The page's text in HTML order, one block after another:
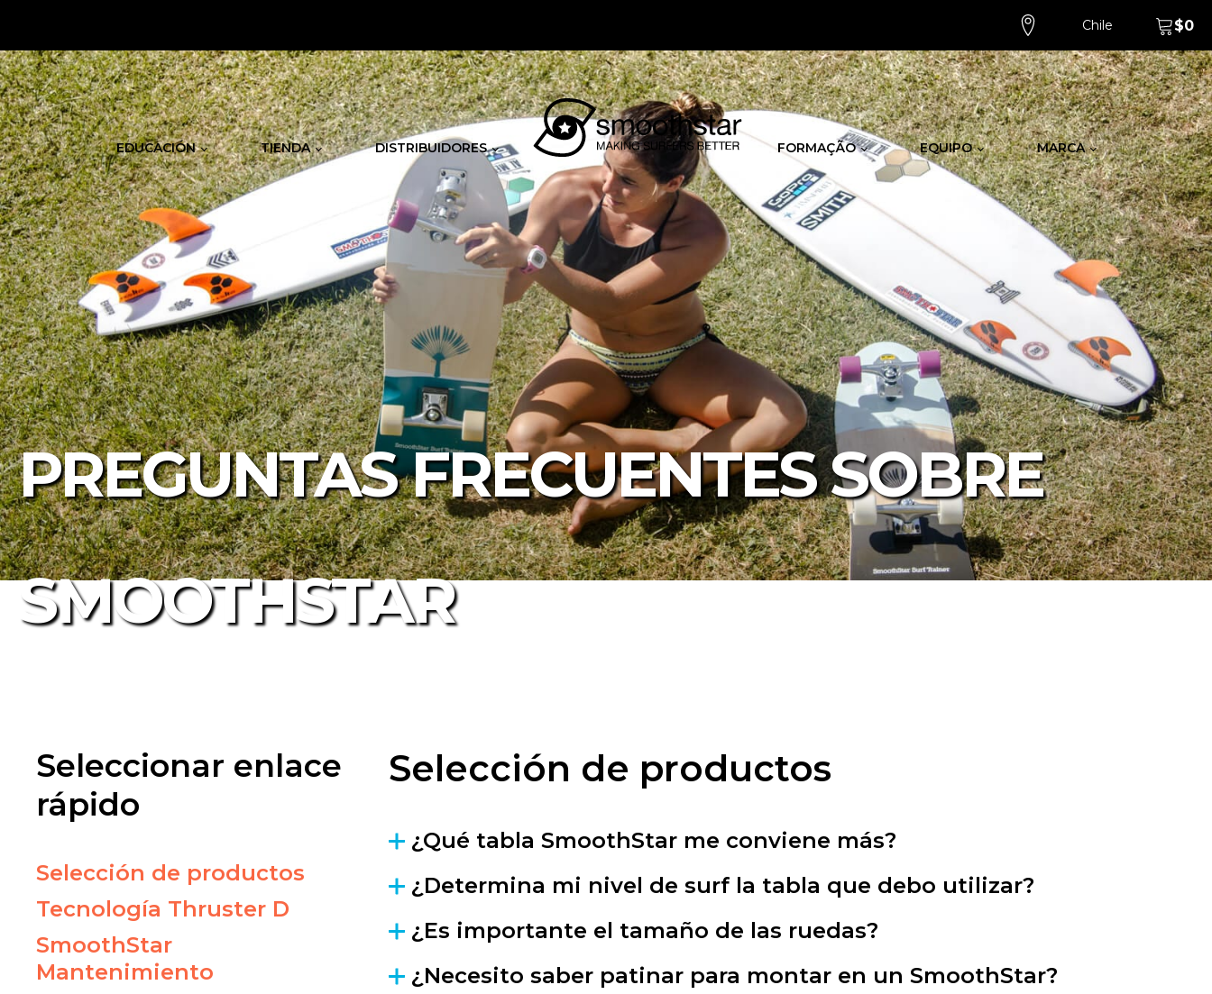
Chile $0
EDUCACIÓN TIENDA DISTRIBUIDORES FORMAÇÃO EQUIPO MARCA
PREGUNTAS FRECUENTES SOBRE
SMOOTHSTAR
Seleccionar enlace
rápido
Selección de productos
Tecnología Thruster D
SmoothStar
Mantenimiento
Selección de productos
¿Qué tabla SmoothStar me conviene más?
¿Determina mi nivel de surf la tabla que debo utilizar?
¿Es importante el tamaño de las ruedas?
¿Necesito saber patinar para montar en un SmoothStar?